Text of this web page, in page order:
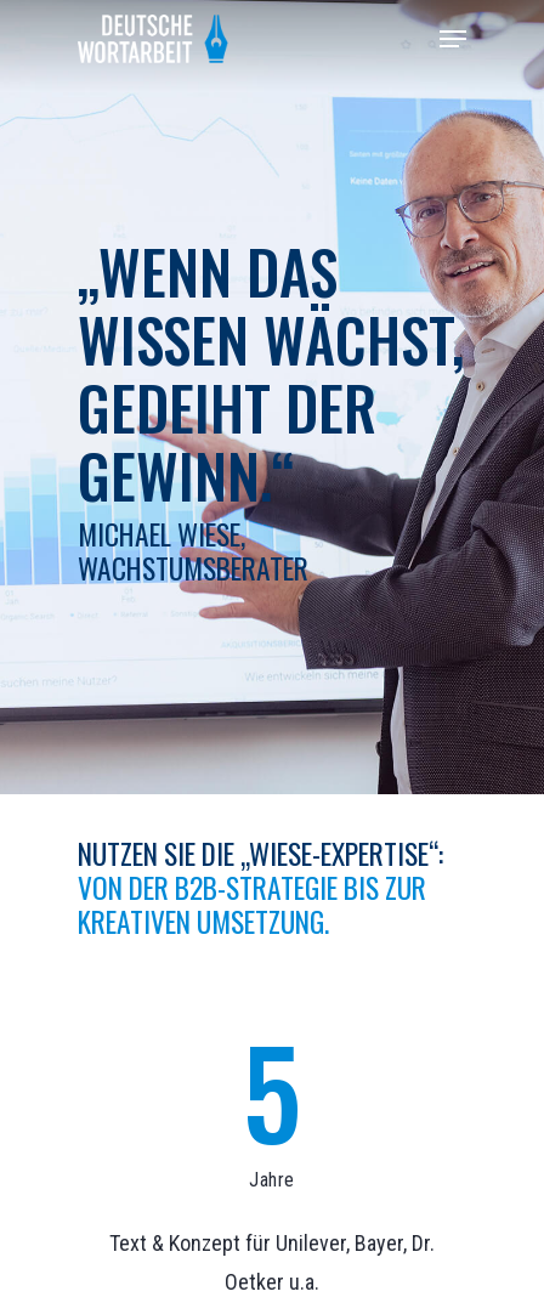
Hit enter to search or ESC to close
„WENN DAS
WISSEN WÄCHST,
GEDEIHT DER
GEWINN.“
MICHAEL WIESE,
WACHSTUMSBERATER
NUTZEN SIE DIE „WIESE-EXPERTISE“:
VON DER B2B-STRATEGIE BIS ZUR
KREATIVEN UMSETZUNG.
5
Jahre
Text & Konzept für Unilever, Bayer, Dr.
Oetker u.a.